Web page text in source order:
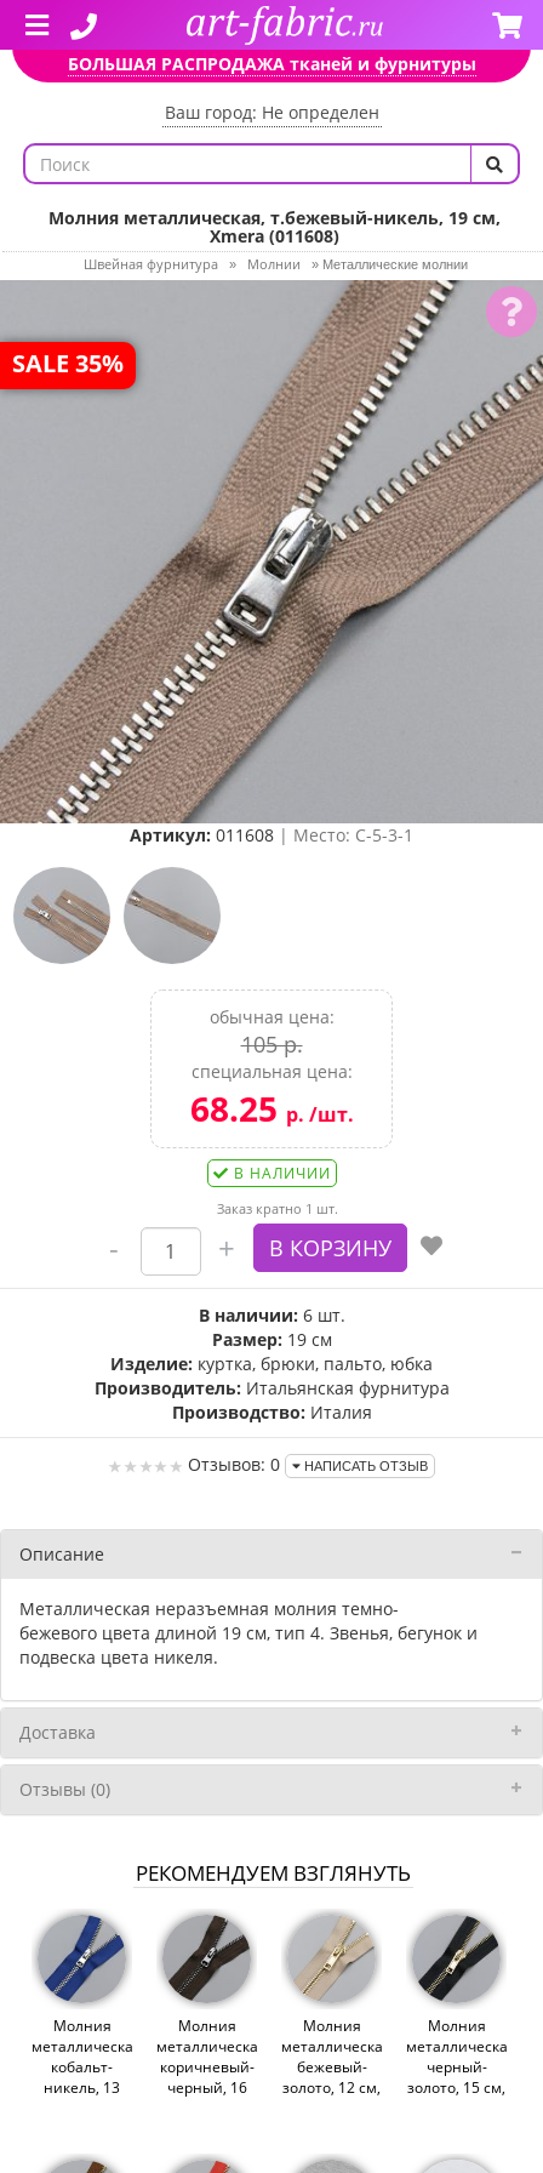
БОЛЬШАЯ РАСПРОДАЖА тканей и фурнитуры
Ваш город: Не определен
Молния металлическая, т.бежевый-никель, 19 см,
Xmera (011608)
Швейная фурнитура » Молнии » Металлические молнии
SALE 35%
Артикул: 011608 | Место: C-5-3-1
обычная цена:
105 р.
специальная цена:
68.25 р. /шт.
В НАЛИЧИИ
Заказ кратно 1 шт.
В наличии: 6 шт.
Размер: 19 см
Изделие: куртка, брюки, пальто, юбка
Производитель: Итальянская фурнитура
Производство: Италия
Отзывов: 0 НАПИСАТЬ ОТЗЫВ
Описание
Металлическая неразъемная молния темно-
бежевого цвета длиной 19 см, тип 4. Звенья, бегунок и
подвеска цвета никеля.
Доставка
Отзывы (0)
РЕКОМЕНДУЕМ ВЗГЛЯНУТЬ
Молния
металлическая,
кобальт-
никель, 13
Молния
металлическая,
коричневый-
черный, 16
Молния
металлическая,
бежевый-
золото, 12 см,
Молния
металлическая,
черный-
золото, 15 см,